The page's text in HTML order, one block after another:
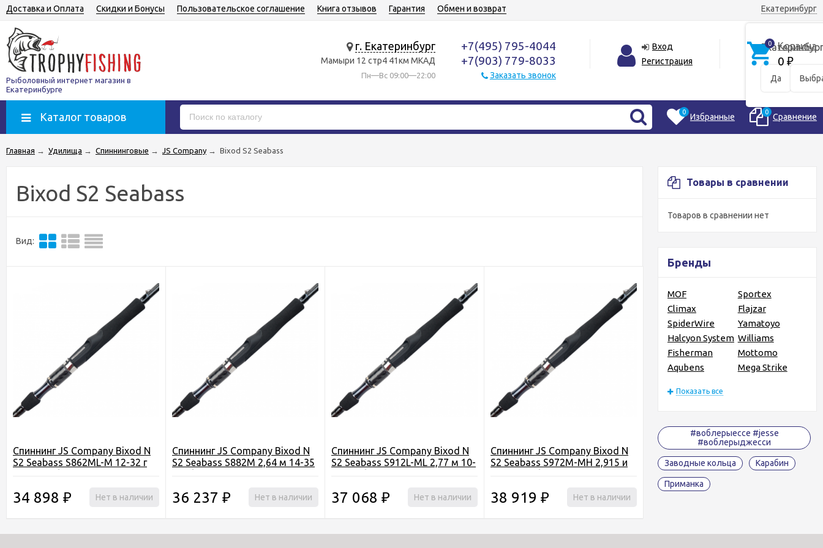
Екатеринбург
Да
Доставка и Оплата Скидки и Бонусы Пользовательское соглашение Книга отзывов Гарантия Обмен и возврат
Рыболовный интернет магазин в
Екатеринбурге
г. Екатеринбург
Мамыри 12 стр4 41км МКАД
Пн—Вс 09:00—22:00
+7(495) 795-4044
+7(903) 779-8033
Заказать звонок
Вход
Регистрация
0 Корзина
0 ₽
Каталог товаров 0 Избранные 0 Сравнение
Главная → Удилища → Спиннинговые → JS Company → Bixod S2 Seabass
Товары в сравнении
Товаров в сравнении нет
Бренды
MOF
Sportex
Climax
Flajzar
SpiderWire
Yamatoyo
Halcyon System Williams
Fisherman
Mottomo
Aqubens
Mega Strike
Показать все
#воблерыессе #jesse
#воблерыджесси
Заводные кольца Карабин
Приманка
Bixod S2 Seabass
Вид:
Спиннинг JS Company Bixod N
S2 Seabass S862ML-M 12-32 г
34 898 ₽ Нет в наличии
Спиннинг JS Company Bixod N
S2 Seabass S882M 2,64 м 14-35
36 237 ₽ Нет в наличии
Спиннинг JS Company Bixod N
S2 Seabass S912L-ML 2,77 м 10-
37 068 ₽ Нет в наличии
Спиннинг JS Company Bixod N
S2 Seabass S972M-MH 2,915 и
38 919 ₽ Нет в наличии